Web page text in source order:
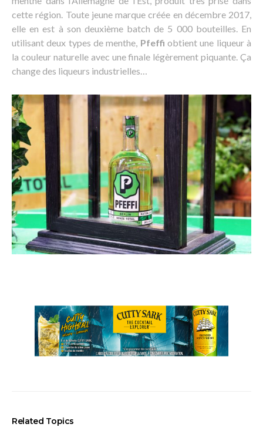
cette région. Toute jeune marque créée en décembre 2017,
elle en est à son deuxième batch de 5 000 bouteilles. En
utilisant deux types de menthe, Pfeffi obtient une liqueur à
la couleur naturelle avec une finale légèrement piquante. Ça
change des liqueurs industrielles…
Related Topics